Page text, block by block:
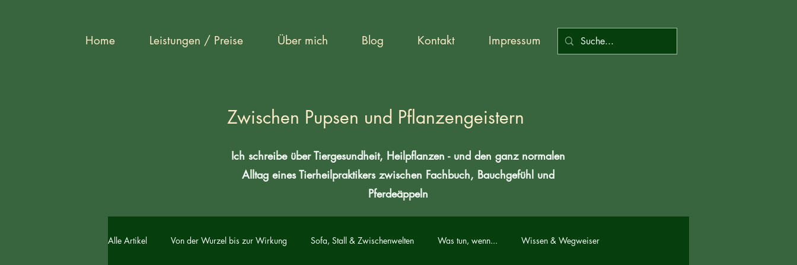
Home Leistungen / Preise Über mich Blog Kontakt Impressum
Zwischen Pupsen und Pflanzengeistern
Ich schreibe über Tiergesundheit, Heilpflanzen - und den ganz normalen
Alltag eines Tierheilpraktikers zwischen Fachbuch, Bauchgefühl und
Pferdeäppeln
Alle Artikel Von der Wurzel bis zur Wirkung Sofa, Stall & Zwischenwelten Was tun, wenn... Wissen & Wegweiser